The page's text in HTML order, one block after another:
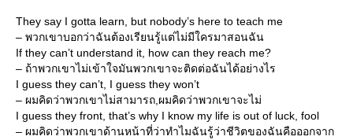
They say I gotta learn, but nobody’s here to teach me
– พวกเขาบอกว่าฉันต้องเรียนรู้แต่ไม่มีใครมาสอนฉัน
If they can’t understand it, how can they reach me?
– ถ้าพวกเขาไม่เข้าใจมันพวกเขาจะติดต่อฉันได้อย่างไร
I guess they can’t, I guess they won’t
– ผมคิดว่าพวกเขาไม่สามารถ,ผมคิดว่าพวกเขาจะไม่
I guess they front, that’s why I know my life is out of luck, fool
– ผมคิดว่าพวกเขาด้านหน้าที่ว่าทำไมฉันรู้ว่าชีวิตของฉันคือออกจาก